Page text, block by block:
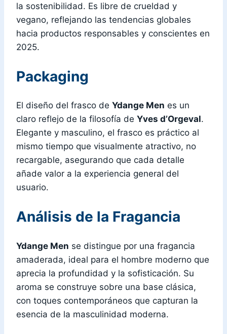
la sostenibilidad. Es libre de crueldad y
vegano, reflejando las tendencias globales
hacia productos responsables y conscientes en
2025.
Packaging
El diseño del frasco de Ydange Men es un
claro reflejo de la filosofía de Yves d’Orgeval.
Elegante y masculino, el frasco es práctico al
mismo tiempo que visualmente atractivo, no
recargable, asegurando que cada detalle
añade valor a la experiencia general del
usuario.
Análisis de la Fragancia
Ydange Men se distingue por una fragancia
amaderada, ideal para el hombre moderno que
aprecia la profundidad y la sofisticación. Su
aroma se construye sobre una base clásica,
con toques contemporáneos que capturan la
esencia de la masculinidad moderna.